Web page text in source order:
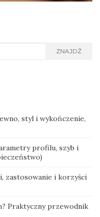
ZNAJDŹ
styl i wykończenie,
profilu, szyb i
zastosowanie i korzyści
Praktyczny przewodnik